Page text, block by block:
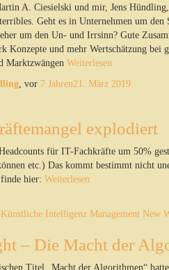
A. Ciesielski und mir, Jens
Geht es in Unternehmen um den
um den Un- und Irrsinn? Gute
Konzepte und mehr Wertschätzung bei
Marktzwängen Weiterlesen
, vor 7 Jahren21. März 2019
explodiert
für IT-Fachkräfte um 50%
etc.) Das kommt bestimmt nicht
finde hier: Weiterlesen
Künstliche Intelligenz Management New
– Die Macht der
Titel „Macht der Algorithmen“